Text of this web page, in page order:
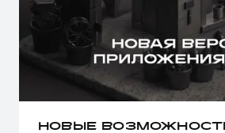
НОВЫЕ